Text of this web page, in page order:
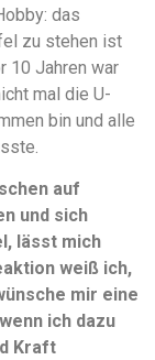
das
zu stehen ist
10 Jahren war
mal die U-
bin und alle
auf
und sich
lässt mich
weiß ich,
mir eine
ich dazu
Kraft